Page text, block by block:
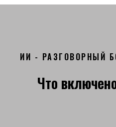
ИИ - РАЗГОВОРНЫЙ
Что